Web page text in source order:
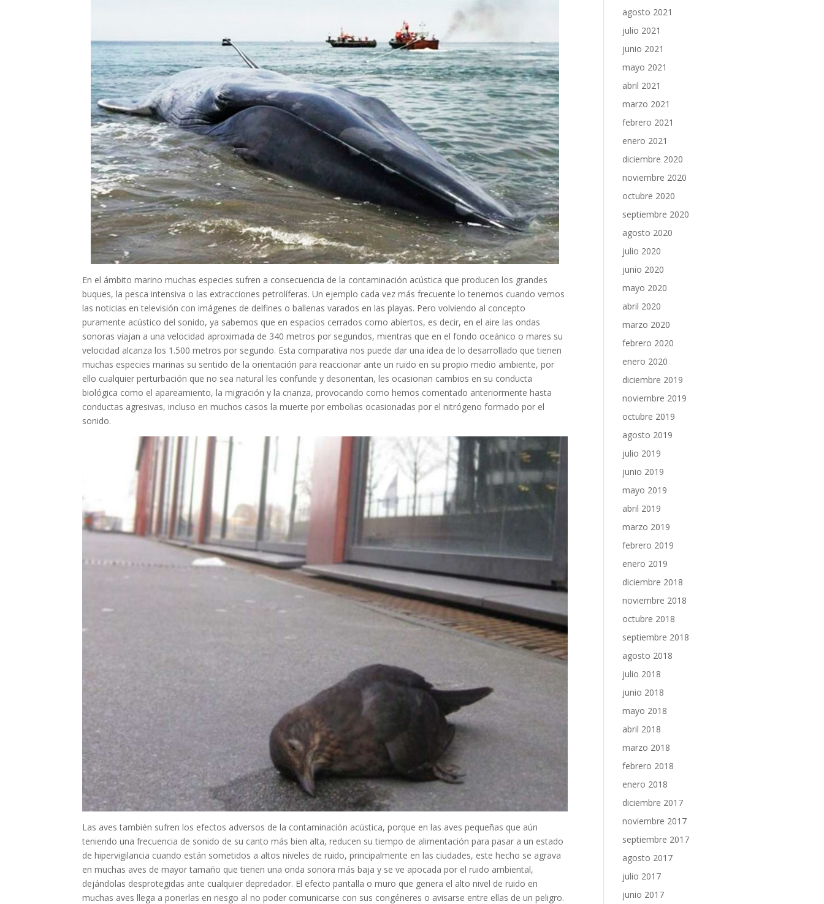
En el ámbito marino muchas especies sufren a consecuencia de la contaminación acústica que producen los grandes
buques, la pesca intensiva o las extracciones petrolíferas. Un ejemplo cada vez más frecuente lo tenemos cuando vemos
las noticias en televisión con imágenes de delfines o ballenas varados en las playas. Pero volviendo al concepto
puramente acústico del sonido, ya sabemos que en espacios cerrados como abiertos, es decir, en el aire las ondas
sonoras viajan a una velocidad aproximada de 340 metros por segundos, mientras que en el fondo oceánico o mares su
velocidad alcanza los 1.500 metros por segundo. Esta comparativa nos puede dar una idea de lo desarrollado que tienen
muchas especies marinas su sentido de la orientación para reaccionar ante un ruido en su propio medio ambiente, por
ello cualquier perturbación que no sea natural les confunde y desorientan, les ocasionan cambios en su conducta
biológica como el apareamiento, la migración y la crianza, provocando como hemos comentado anteriormente hasta
conductas agresivas, incluso en muchos casos la muerte por embolias ocasionadas por el nitrógeno formado por el
sonido.
Las aves también sufren los efectos adversos de la contaminación acústica, porque en las aves pequeñas que aún
teniendo una frecuencia de sonido de su canto más bien alta, reducen su tiempo de alimentación para pasar a un estado
de hipervigilancia cuando están sometidos a altos niveles de ruido, principalmente en las ciudades, este hecho se agrava
en muchas aves de mayor tamaño que tienen una onda sonora más baja y se ve apocada por el ruido ambiental,
dejándolas desprotegidas ante cualquier depredador. El efecto pantalla o muro que genera el alto nivel de ruido en
muchas aves llega a ponerlas en riesgo al no poder comunicarse con sus congéneres o avisarse entre ellas de un peligro.
agosto 2021
julio 2021
junio 2021
mayo 2021
abril 2021
marzo 2021
febrero 2021
enero 2021
diciembre 2020
noviembre 2020
octubre 2020
septiembre 2020
agosto 2020
julio 2020
junio 2020
mayo 2020
abril 2020
marzo 2020
febrero 2020
enero 2020
diciembre 2019
noviembre 2019
octubre 2019
agosto 2019
julio 2019
junio 2019
mayo 2019
abril 2019
marzo 2019
febrero 2019
enero 2019
diciembre 2018
noviembre 2018
octubre 2018
septiembre 2018
agosto 2018
julio 2018
junio 2018
mayo 2018
abril 2018
marzo 2018
febrero 2018
enero 2018
diciembre 2017
noviembre 2017
septiembre 2017
agosto 2017
julio 2017
junio 2017